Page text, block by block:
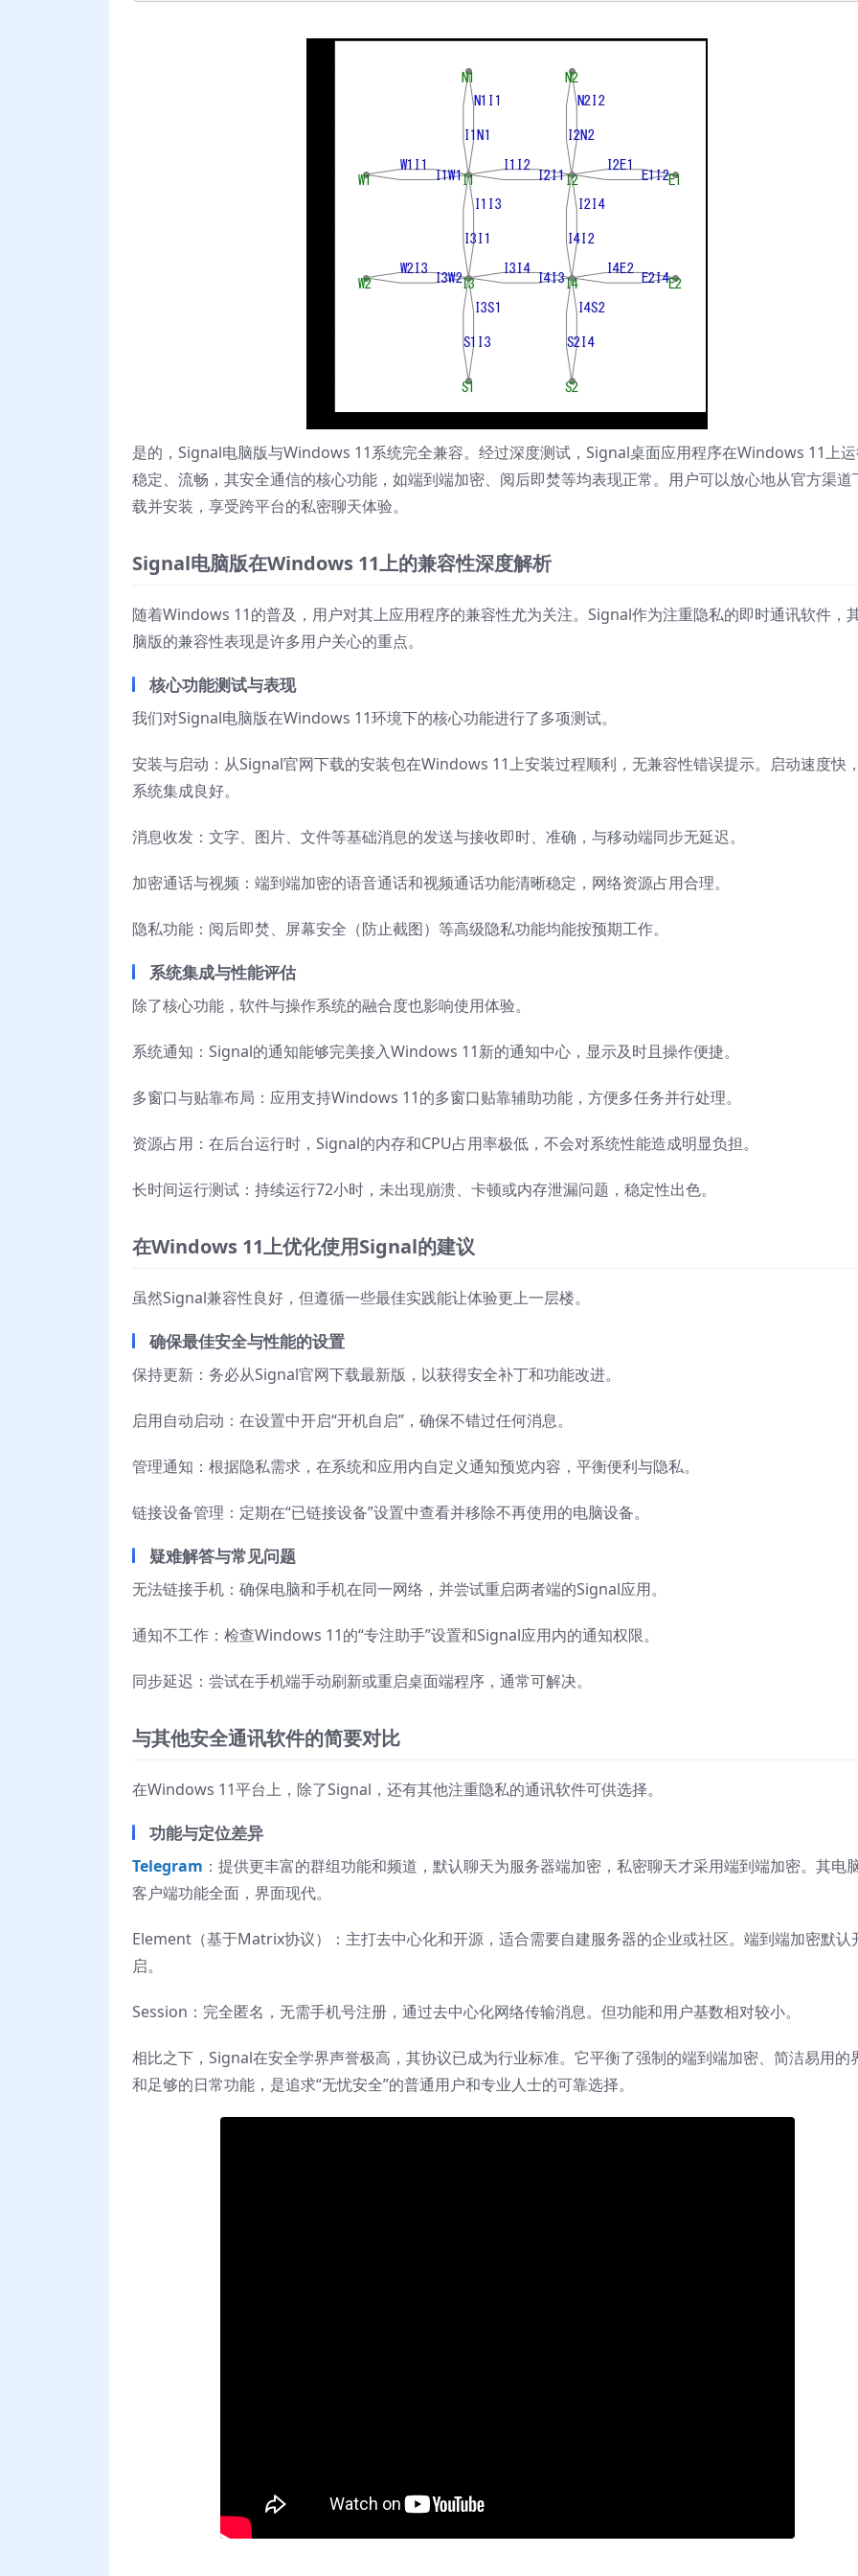
是的，Signal电脑版与Windows 11系统完全兼容。经过深度测试，Signal桌面应用程序在Windows 11上
稳定、流畅，其安全通信的核心功能，如端到端加密、阅后即焚等均表现正常。用户可以放心地从官方渠道
载并安装，享受跨平台的私密聊天体验。
Signal电脑版在Windows 11上的兼容性深度解析
随着Windows 11的普及，用户对其上应用程序的兼容性尤为关注。Signal作为注重隐私的即时通讯软件，
脑版的兼容性表现是许多用户关心的重点。
核心功能测试与表现
我们对Signal电脑版在Windows 11环境下的核心功能进行了多项测试。
安装与启动：从Signal官网下载的安装包在Windows 11上安装过程顺利，无兼容性错误提示。启动速度快
系统集成良好。
消息收发：文字、图片、文件等基础消息的发送与接收即时、准确，与移动端同步无延迟。
加密通话与视频：端到端加密的语音通话和视频通话功能清晰稳定，网络资源占用合理。
隐私功能：阅后即焚、屏幕安全（防止截图）等高级隐私功能均能按预期工作。
系统集成与性能评估
除了核心功能，软件与操作系统的融合度也影响使用体验。
系统通知：Signal的通知能够完美接入Windows 11新的通知中心，显示及时且操作便捷。
多窗口与贴靠布局：应用支持Windows 11的多窗口贴靠辅助功能，方便多任务并行处理。
资源占用：在后台运行时，Signal的内存和CPU占用率极低，不会对系统性能造成明显负担。
长时间运行测试：持续运行72小时，未出现崩溃、卡顿或内存泄漏问题，稳定性出色。
在Windows 11上优化使用Signal的建议
虽然Signal兼容性良好，但遵循一些最佳实践能让体验更上一层楼。
确保最佳安全与性能的设置
保持更新：务必从Signal官网下载最新版，以获得安全补丁和功能改进。
启用自动启动：在设置中开启“开机自启”，确保不错过任何消息。
管理通知：根据隐私需求，在系统和应用内自定义通知预览内容，平衡便利与隐私。
链接设备管理：定期在“已链接设备”设置中查看并移除不再使用的电脑设备。
疑难解答与常见问题
无法链接手机：确保电脑和手机在同一网络，并尝试重启两者端的Signal应用。
通知不工作：检查Windows 11的“专注助手”设置和Signal应用内的通知权限。
同步延迟：尝试在手机端手动刷新或重启桌面端程序，通常可解决。
与其他安全通讯软件的简要对比
在Windows 11平台上，除了Signal，还有其他注重隐私的通讯软件可供选择。
功能与定位差异
Telegram ：提供更丰富的群组功能和频道，默认聊天为服务器端加密，私密聊天才采用端到端加密。其电
客户端功能全面，界面现代。
Element（基于Matrix协议）：主打去中心化和开源，适合需要自建服务器的企业或社区。端到端加密默认
启。
Session：完全匿名，无需手机号注册，通过去中心化网络传输消息。但功能和用户基数相对较小。
相比之下，Signal在安全学界声誉极高，其协议已成为行业标准。它平衡了强制的端到端加密、简洁易用的
和足够的日常功能，是追求“无忧安全”的普通用户和专业人士的可靠选择。